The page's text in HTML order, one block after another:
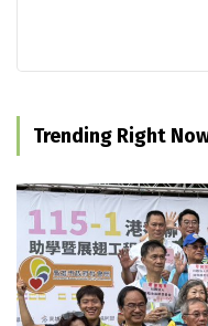
Trending Right